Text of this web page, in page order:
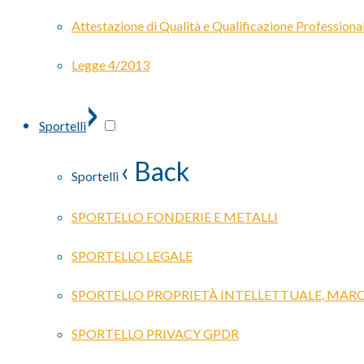
Attestazione di Qualità e Qualificazione
Legge 4/2013
Sportelli›
Sportelli ‹ Back
SPORTELLO FONDERIE E METALLI
SPORTELLO LEGALE
SPORTELLO PROPRIETÀ INTELLETTUALE,
SPORTELLO PRIVACY GPDR